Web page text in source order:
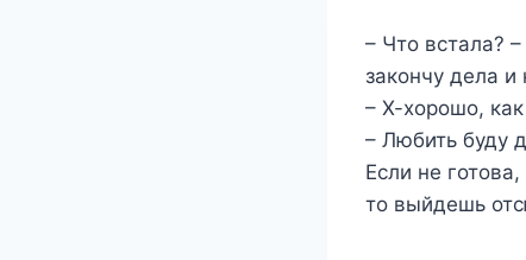
– Что встала?
закончу дела и
– Х-хорошо,
– Любить буду
Если не
то выйдешь